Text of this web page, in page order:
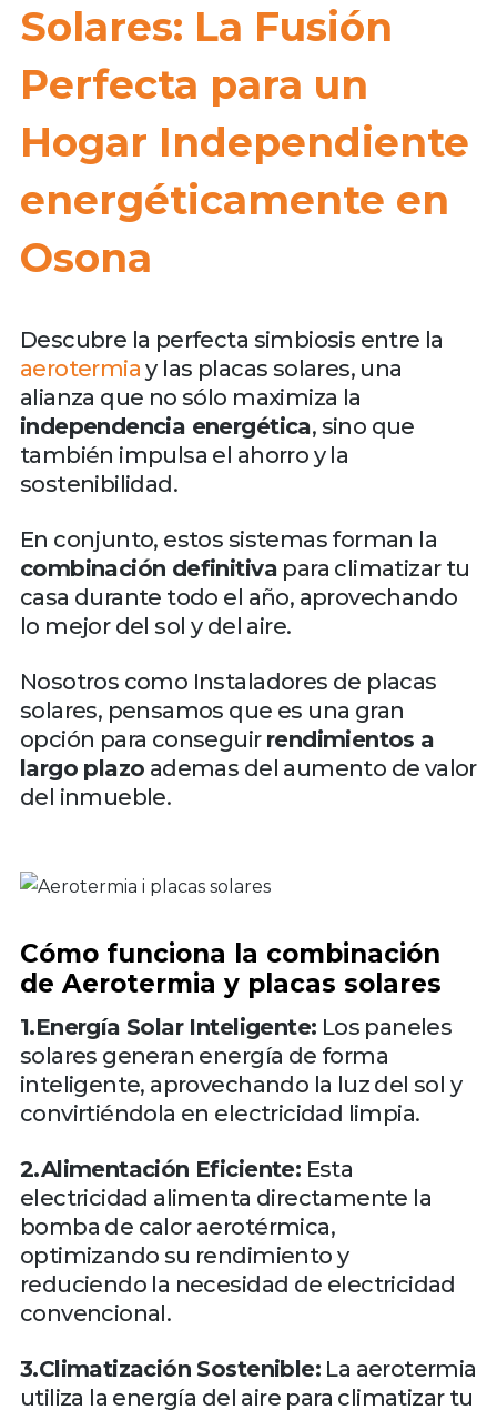
Solares: La Fusión
Perfecta para un
Hogar Independiente
energéticamente en
Osona
Descubre la perfecta simbiosis entre la
aerotermiay las placas solares, una
alianza que no sólo maximiza la
independencia energética, sino que
también impulsa el ahorro y la
sostenibilidad.
En conjunto, estos sistemas forman la
combinación definitivapara climatizar tu
casa durante todo el año, aprovechando
lo mejor del sol y del aire.
Nosotros como Instaladores de placas
solares, pensamos que es una gran
opción para conseguir rendimientos a
largo plazo ademas del aumento de valor
del inmueble.
Cómo funciona la combinación
de Aerotermia y placas solares
1.Energía Solar Inteligente: Los paneles
solares generan energía de forma
inteligente, aprovechando la luz del sol y
convirtiéndola en electricidad limpia.
2.Alimentación Eficiente: Esta
electricidad alimenta directamente la
bomba de calor aerotérmica,
optimizando su rendimiento y
reduciendo la necesidad de electricidad
convencional.
3.Climatización Sostenible:La aerotermia
utiliza la energía del aire para climatizar tu